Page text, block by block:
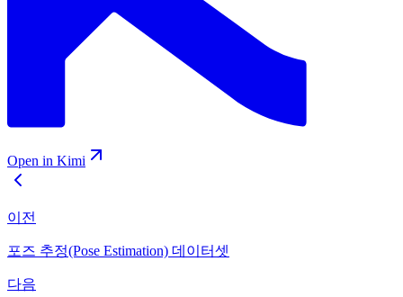
Open in Kimi
이전
포즈 추정(Pose Estimation) 데이터셋
다음